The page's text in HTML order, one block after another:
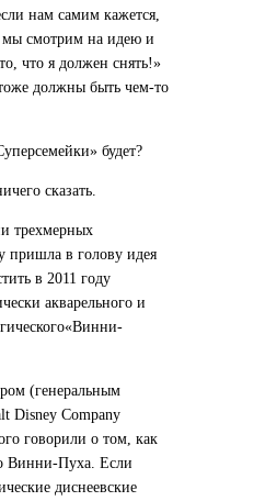
нам самим кажется,
мы смотрим на идею и
что я должен снять!»
должны быть чем-то
будет?
сказать.
трехмерных
пришла в голову идея
в 2011 году
акварельного и
(генеральным
Disney Company
говорили о том, как
Винни-Пуха. Если
диснеевские